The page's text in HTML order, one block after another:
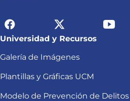
Universidad y Recursos
Galería de Imágenes
Plantillas y Gráficas UCM
Modelo de Prevención de Delitos